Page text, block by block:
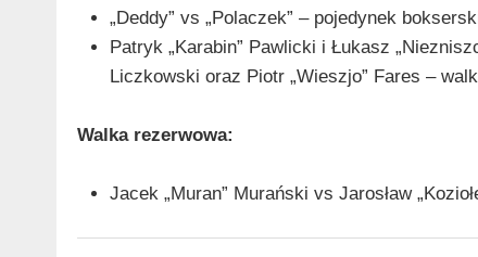
„Deddy” vs „Polaczek” – pojedynek
Patryk „Karabin” Pawlicki i Łukasz
Liczkowski oraz Piotr „Wieszjo” Fares –
Walka rezerwowa:
Jacek „Muran” Murański vs Jarosław